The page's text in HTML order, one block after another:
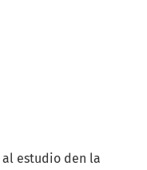
estudio den la